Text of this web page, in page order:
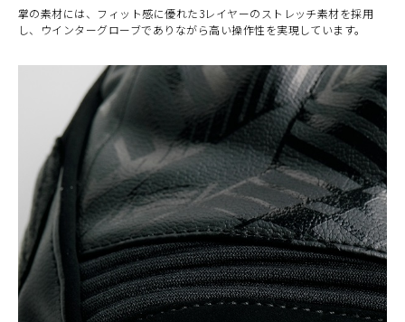
掌の素材には、フィット感に優れた3レイヤーのストレッチ素材を採用
し、ウインターグローブでありながら高い操作性を実現しています。